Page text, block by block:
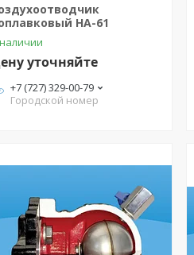
HA-61
уточняйте
+7 (727) 329-00-79
Городской номер